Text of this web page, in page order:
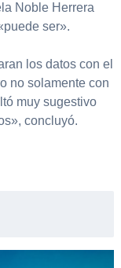
Noble Herrera
ser».
los datos con el
no solamente con
muy sugestivo
concluyó.